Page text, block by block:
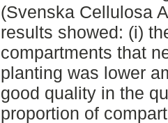
(Svenska Cellulosa
results showed: (i)
compartments that
planting was lower
good quality in the
proportion of